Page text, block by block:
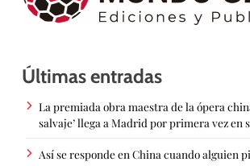
Últimas entradas
La premiada obra maestra de la ópera
salvaje’ llega a Madrid por primera vez en
Así se responde en China cuando alguien